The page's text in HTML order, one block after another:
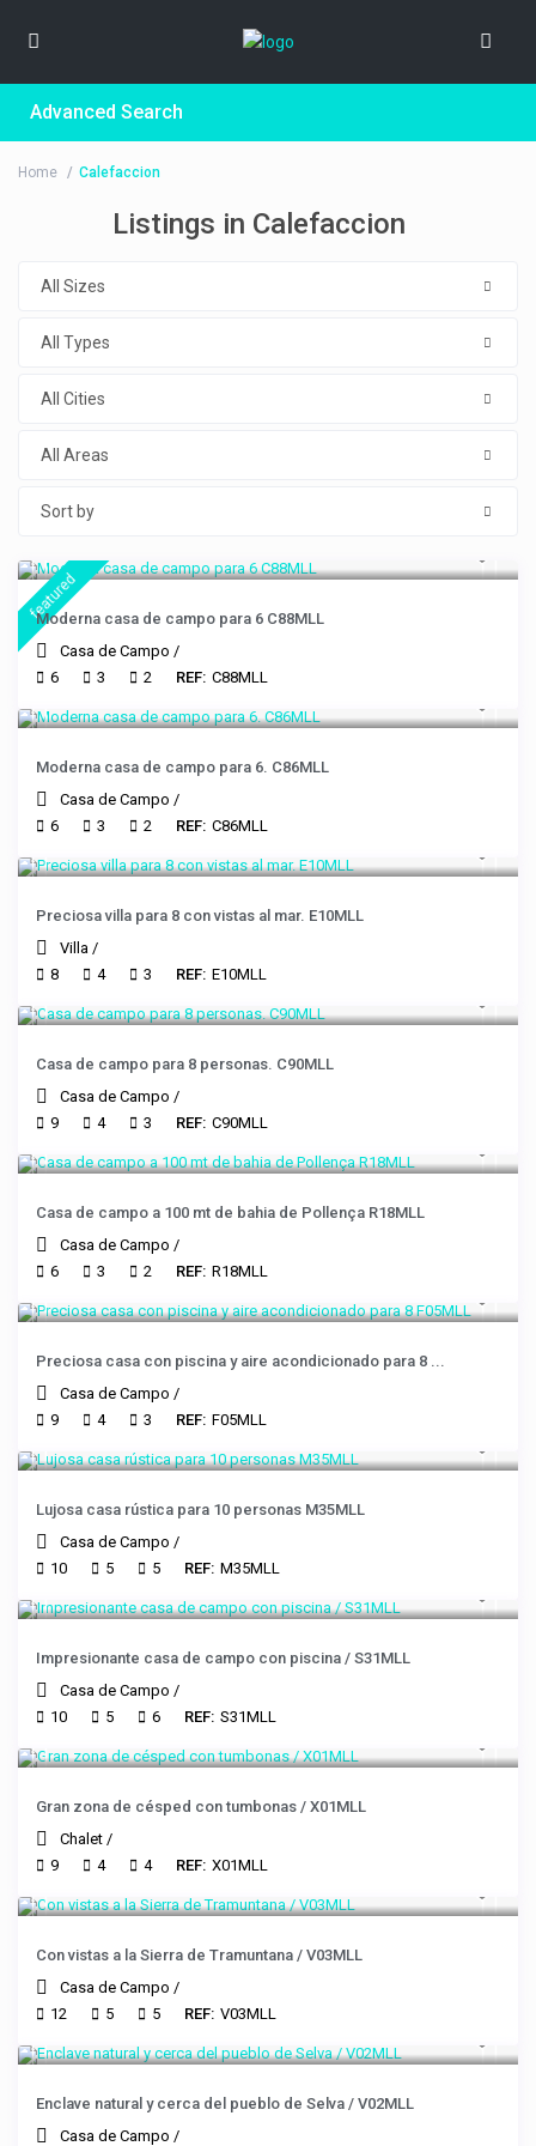
Advanced Search
Home Calefaccion
Listings in Calefaccion
All Sizes
All Types
All Cities
All Areas
Sort by
featured
Moderna casa de campo para 6 C88MLL
Casa de Campo /
6
3 2 REF: C88MLL
Moderna casa de campo para 6. C86MLL
Casa de Campo /
6
3 2 REF: C86MLL
Preciosa villa para 8 con vistas al mar. E10MLL
Villa /
8
4 3 REF: E10MLL
Casa de campo para 8 personas. C90MLL
Casa de Campo /
9
4 3 REF: C90MLL
Casa de campo a 100 mt de bahia de Pollença R18MLL
Casa de Campo /
6
3 2 REF: R18MLL
Preciosa casa con piscina y aire acondicionado para 8 ...
Casa de Campo /
9
4 3 REF: F05MLL
Lujosa casa rústica para 10 personas M35MLL
Casa de Campo /
10
5 5 REF: M35MLL
Impresionante casa de campo con piscina / S31MLL
Casa de Campo /
10
5 6 REF: S31MLL
Gran zona de césped con tumbonas / X01MLL
Chalet /
9
4 4 REF: X01MLL
Con vistas a la Sierra de Tramuntana / V03MLL
Casa de Campo /
12
5 5 REF: V03MLL
Enclave natural y cerca del pueblo de Selva / V02MLL
Casa de Campo /